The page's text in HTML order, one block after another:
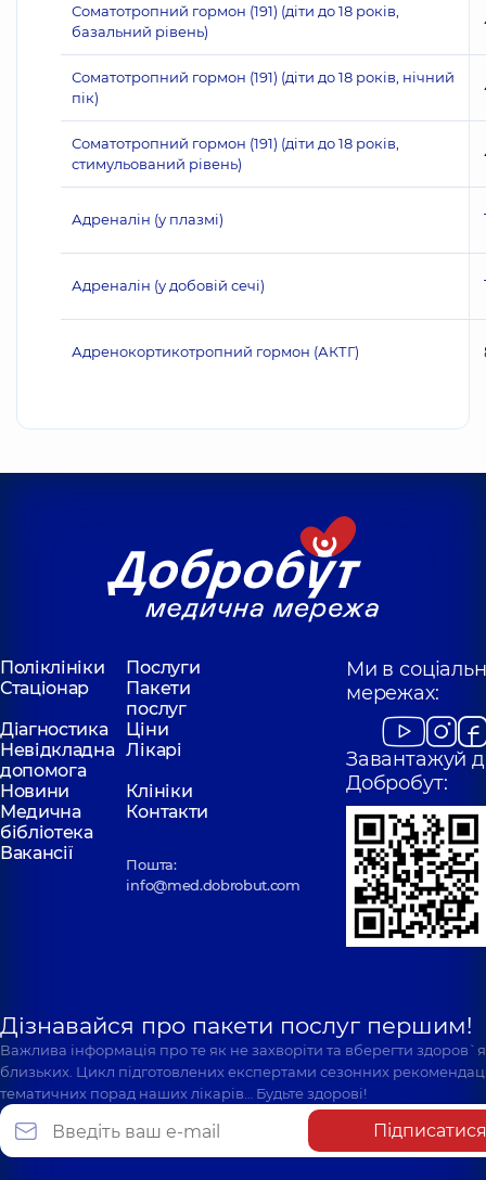
Соматотропний гормон (191) (діти до 18 років,
базальний рівень)
Соматотропний гормон (191) (діти до 18 років, нічний
пік)
Соматотропний гормон (191) (діти до 18 років,
стимульований рівень)
Адреналін (у плазмі)
Адреналін (у добовій сечі)
Адренокортикотропний гормон (АКТГ)
Поліклініки
Послуги
Стаціонар
Пакети
послуг
Діагностика
Ціни
Невідкладна
допомога
Лікарі
Новини
Клініки
Медична
бібліотека
Контакти
Вакансії
Пошта:
info@med.dobrobut.com
Ми в
мережах:
Завантажуй
Добробут:
Дізнавайся про пакети послуг першим!
Важлива інформація про те як не захворіти та вберегти
близьких. Цикл підготовлених експертами сезонних
тематичних порад наших лікарів… Будьте здорові!
Підписатися